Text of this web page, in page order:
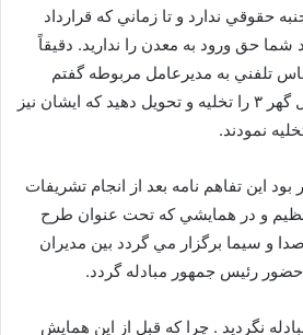
حقوقي ندارد و تا زماني که قرارداد
شما حق ورود به معدن را نداريد. دقيقاً
تلفني به مديرعامل مربوطه گفتم
ظرف ۲۴ ساعت معدن گل گهر ۳ را تخليه و تحويل دهيد که ايشان نيز
نمودند.
اين تفاهم نامه بعد از انجام تشريفات
و در همايشي که تحت عنوان طرح
و سيما برگزار مي گردد بين مديران
حضور رئيس جمهور مبادله گردد.
نگرديد . چرا که قبل از اين همايش